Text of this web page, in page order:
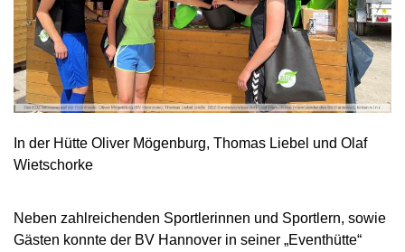
In der Hütte Oliver Mögenburg, Thomas Liebel und Olaf
Wietschorke
Neben zahlreichenden Sportlerinnen und Sportlern, sowie
Gästen konnte der BV Hannover in seiner „Eventhütte“